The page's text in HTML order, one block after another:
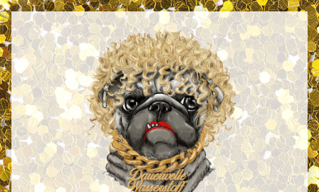
Skip
to
content